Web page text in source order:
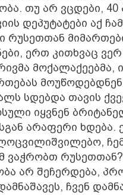
თუ არ ვცდები,
დეპუტატები აქ
რუსეთთან
ერთ კითხვაც
მოქალაქეებმა,
სდებდა თავის
იყვნენ
არაფერი ხდება.
ვაჭრობთ
არ შეჩერდება,
ჩვენ